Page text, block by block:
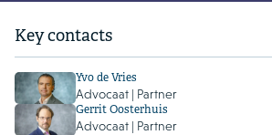
Key contacts
Yvo de Vries
Advocaat | Partner
Gerrit Oosterhuis
Advocaat | Partner